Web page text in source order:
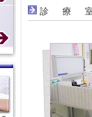
診療